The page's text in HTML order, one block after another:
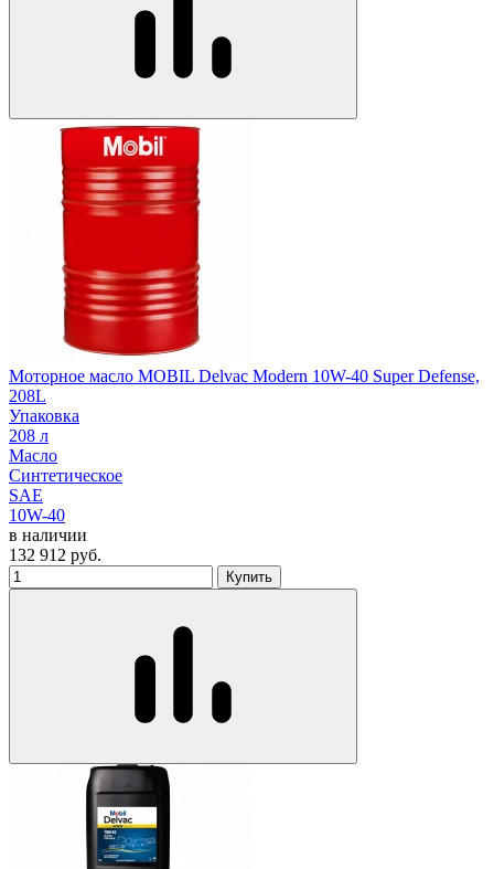
Моторное масло MOBIL Delvac Modern 10W-40 Super Defense,
208L
Упаковка
208 л
Масло
Синтетическое
SAE
10W-40
в наличии
132 912 руб.
Купить